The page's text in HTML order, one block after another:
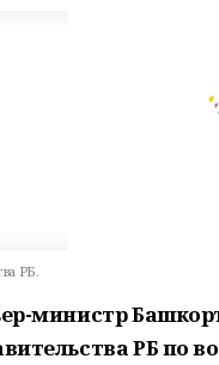
РБ.
министр
РБ по